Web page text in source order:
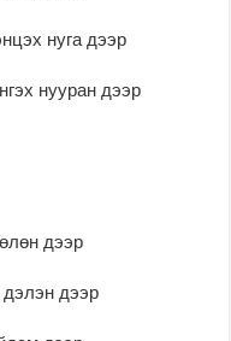
нуга дээр
нууран дээр
дээр
дээр